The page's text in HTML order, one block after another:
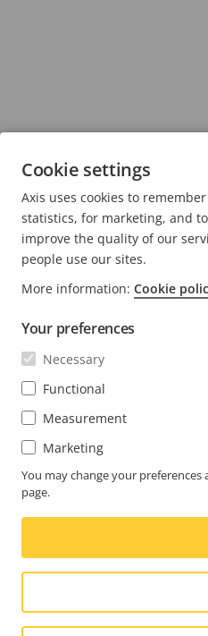
Cookie settings
Axis uses cookies to
statistics, for marketing, and
improve the quality of our
people use our sites.
More information: Cookie
Your preferences
Necessary
Functional
Measurement
Marketing
You may change your
page.